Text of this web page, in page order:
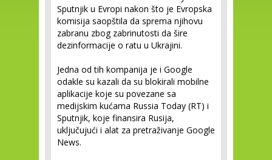
Sputnjik u Evropi nakon što je Evropska
komisija saopštila da sprema njihovu
zabranu zbog zabrinutosti da šire
dezinformacije o ratu u Ukrajini.
Jedna od tih kompanija je i Google
odakle su kazali da su blokirali mobilne
aplikacije koje su povezane sa
medijskim kućama Russia Today (RT) i
Sputnjik, koje finansira Rusija,
uključujući i alat za pretraživanje Google
News.